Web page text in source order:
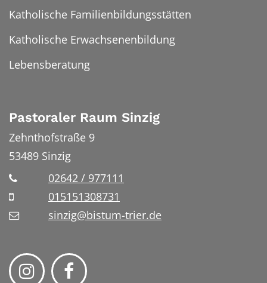
Katholische Familienbildungsstätten
Katholische Erwachsenenbildung
Lebensberatung
Pastoraler Raum Sinzig
Zehnthofstraße 9
53489 Sinzig
02642 / 977111
015151308731
sinzig@bistum-trier.de